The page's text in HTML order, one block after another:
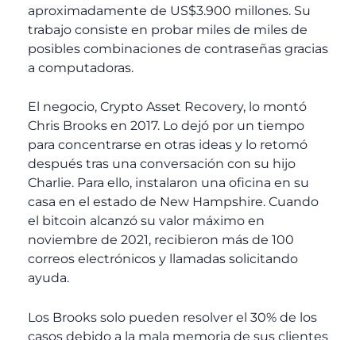
aproximadamente de US$3.900 millones. Su
trabajo consiste en probar miles de miles de
posibles combinaciones de contraseñas gracias
a computadoras.
El negocio, Crypto Asset Recovery, lo montó
Chris Brooks en 2017. Lo dejó por un tiempo
para concentrarse en otras ideas y lo retomó
después tras una conversación con su hijo
Charlie. Para ello, instalaron una oficina en su
casa en el estado de New Hampshire. Cuando
el bitcoin alcanzó su valor máximo en
noviembre de 2021, recibieron más de 100
correos electrónicos y llamadas solicitando
ayuda.
Los Brooks solo pueden resolver el 30% de los
casos debido a la mala memoria de sus clientes